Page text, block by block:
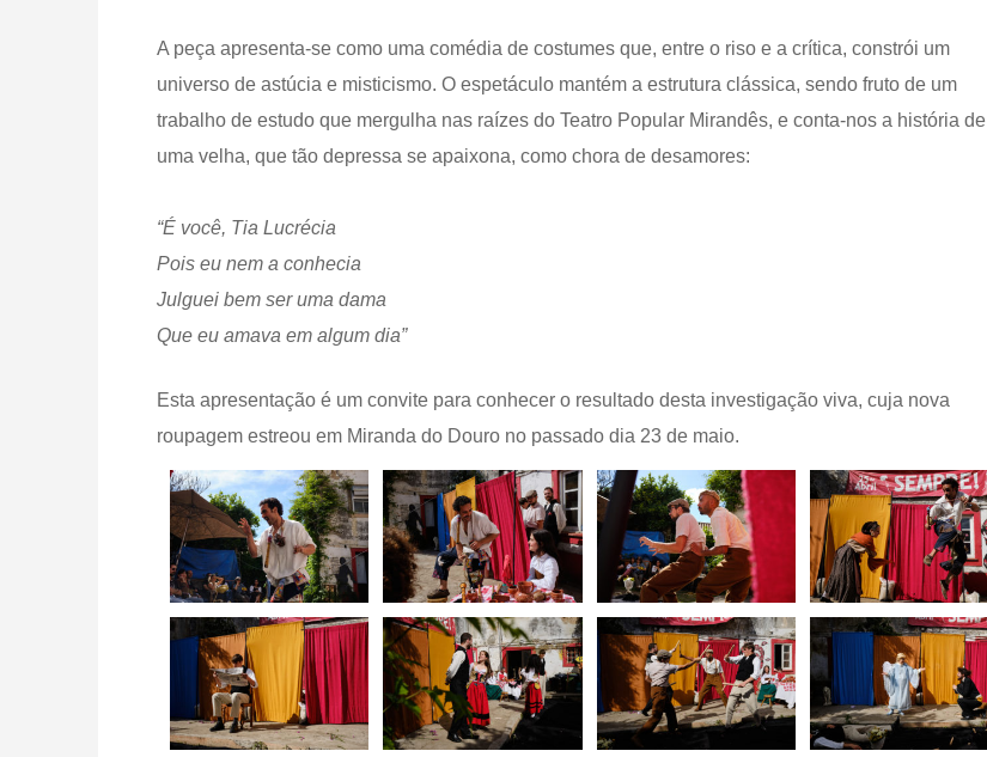
A peça apresenta-se como uma comédia de costumes que, entre o riso e a crítica, constrói um
universo de astúcia e misticismo. O espetáculo mantém a estrutura clássica, sendo fruto de um
trabalho de estudo que mergulha nas raízes do Teatro Popular Mirandês, e conta-nos a história de
uma velha, que tão depressa se apaixona, como chora de desamores:
“É você, Tia Lucrécia
Pois eu nem a conhecia
Julguei bem ser uma dama
Que eu amava em algum dia”
Esta apresentação é um convite para conhecer o resultado desta investigação viva, cuja nova
roupagem estreou em Miranda do Douro no passado dia 23 de maio.